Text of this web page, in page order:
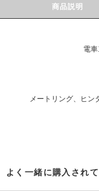
商品説明
電
メートリング、ヒン
よく一緒に購入され